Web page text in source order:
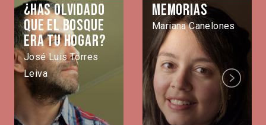
¿Has olvidado
que el bosque
era tu hogar?
José Luis Torres
Leiva
Memorias
Mariana Canelones
Next